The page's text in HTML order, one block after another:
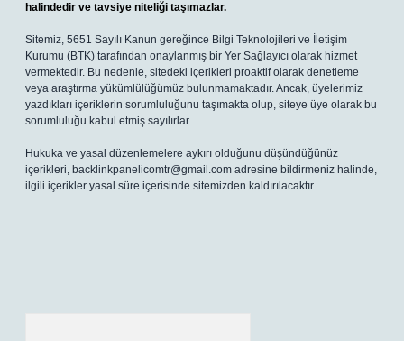
halindedir ve tavsiye niteliği taşımazlar.
Sitemiz, 5651 Sayılı Kanun gereğince Bilgi Teknolojileri ve İletişim
Kurumu (BTK) tarafından onaylanmış bir Yer Sağlayıcı olarak hizmet
vermektedir. Bu nedenle, sitedeki içerikleri proaktif olarak denetleme
veya araştırma yükümlülüğümüz bulunmamaktadır. Ancak, üyelerimiz
yazdıkları içeriklerin sorumluluğunu taşımakta olup, siteye üye olarak bu
sorumluluğu kabul etmiş sayılırlar.
Hukuka ve yasal düzenlemelere aykırı olduğunu düşündüğünüz
içerikleri, backlinkpanelicomtr@gmail.com adresine bildirmeniz halinde,
ilgili içerikler yasal süre içerisinde sitemizden kaldırılacaktır.